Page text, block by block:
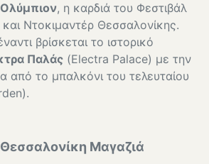
Ολύμπιον, η καρδιά του Φεστιβάλ
Ντοκιμαντέρ Θεσσαλονίκης.
βρίσκεται το ιστορικό
Παλάς (Electra Palace) με την
από το μπαλκόνι του τελευταίου
Μαγαζιά